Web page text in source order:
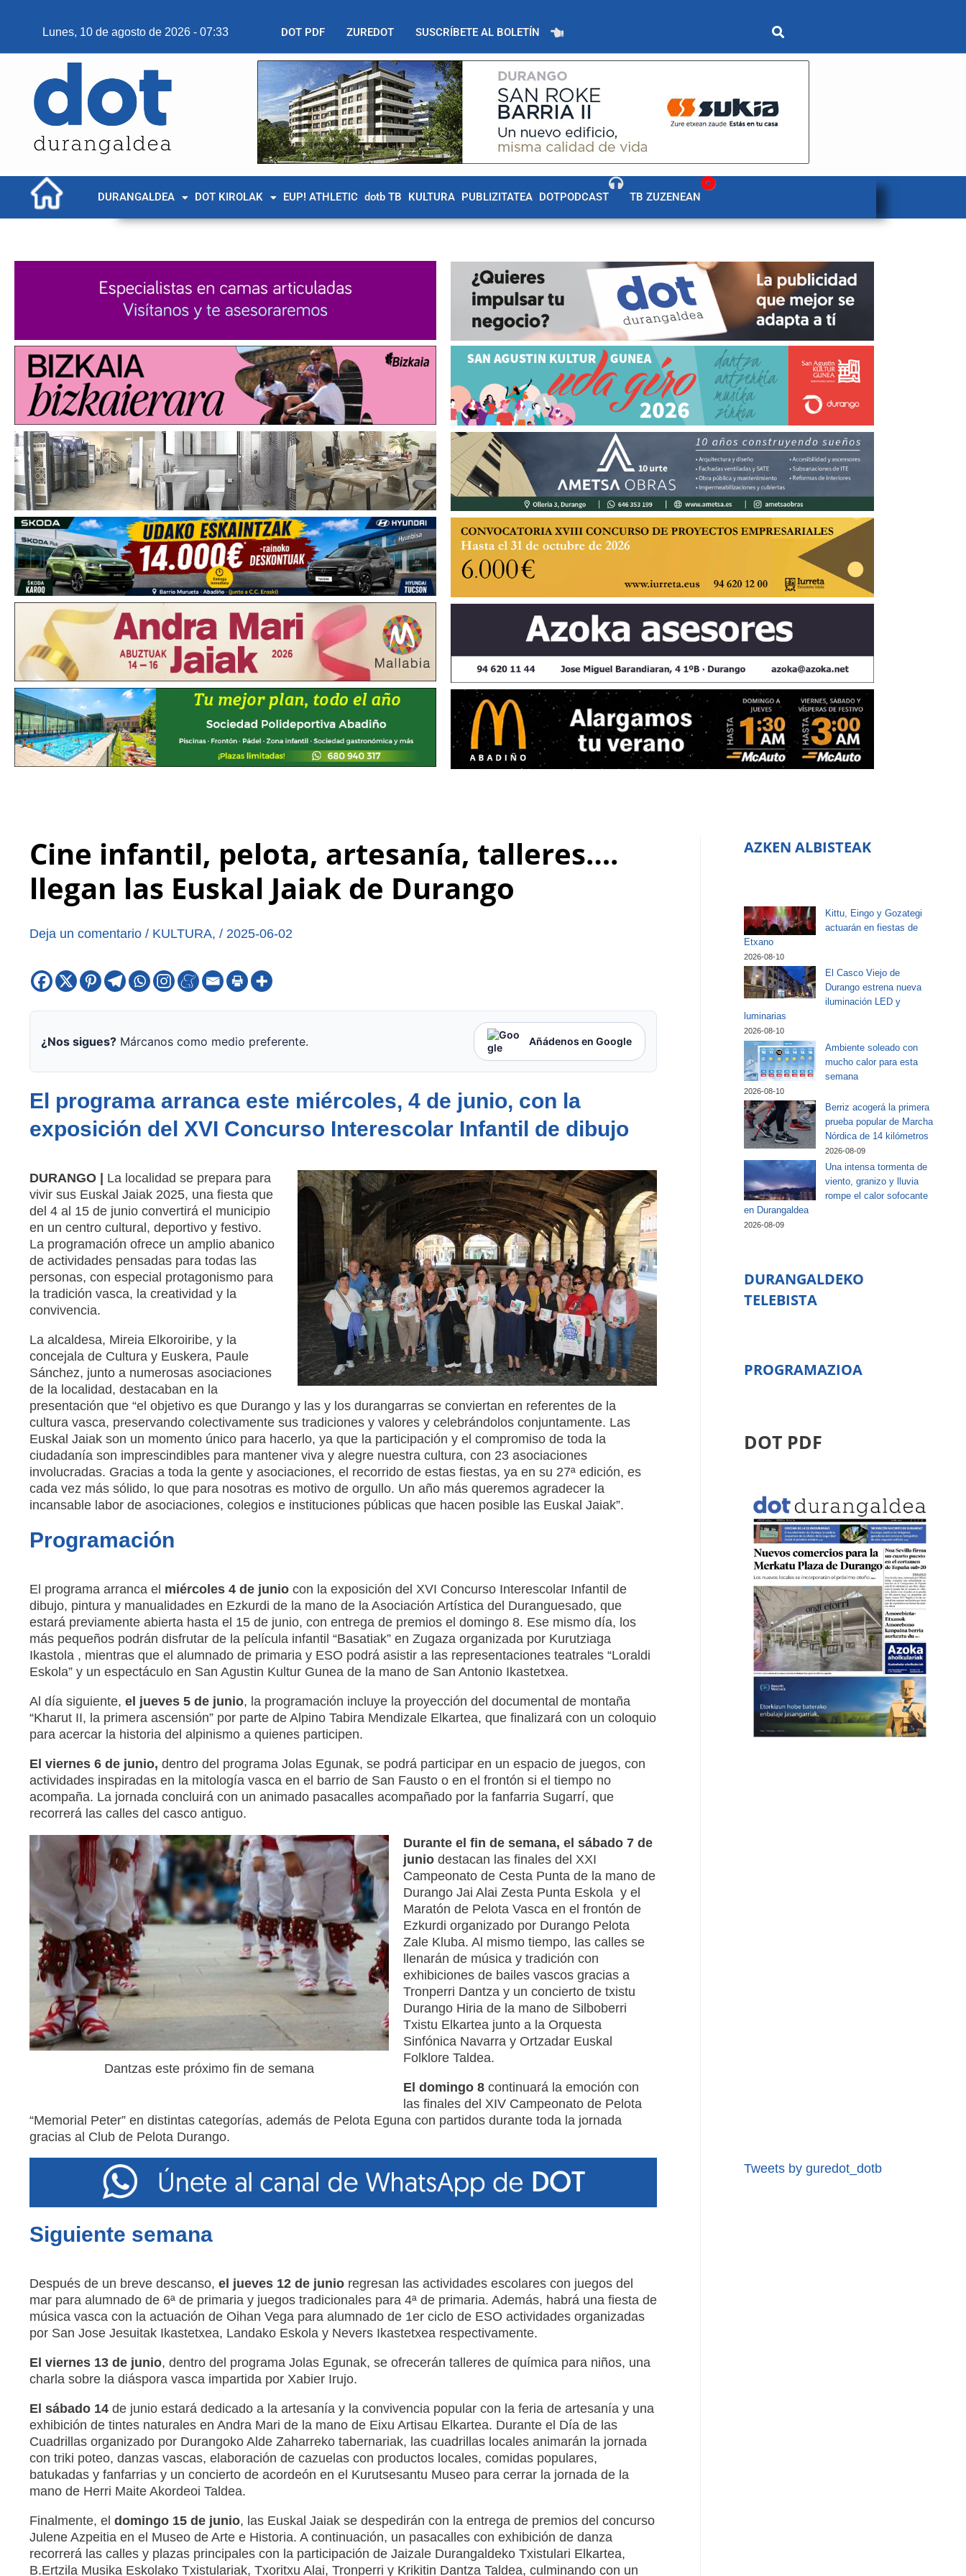
Lunes, 10 de agosto de 2026 - 07:33 DOT PDF ZUREDOT SUSCRÍBETE AL BOLETÍN
DURANGALDEA DOT KIROLAK EUP! ATHLETIC dotb TB KULTURA PUBLIZITATEA DOTPODCAST TB ZUZENEAN
Cine infantil, pelota, artesanía, talleres….
llegan las Euskal Jaiak de Durango
Deja un comentario / KULTURA, / 2025-06-02
¿Nos sigues?Márcanos como medio preferente. Añádenos en Google
El programa arranca este miércoles, 4 de junio, con la
exposición del XVI Concurso Interescolar Infantil de dibujo
DURANGO | La localidad se prepara para
vivir sus Euskal Jaiak 2025, una fiesta que
del 4 al 15 de junio convertirá el municipio
en un centro cultural, deportivo y festivo.
La programación ofrece un amplio abanico
de actividades pensadas para todas las
personas, con especial protagonismo para
la tradición vasca, la creatividad y la
convivencia.
La alcaldesa, Mireia Elkoroiribe, y la
concejala de Cultura y Euskera, Paule
Sánchez, junto a numerosas asociaciones
de la localidad, destacaban en la
presentación que “el objetivo es que Durango y las y los durangarras se conviertan en referentes de la
cultura vasca, preservando colectivamente sus tradiciones y valores y celebrándolos conjuntamente. Las
Euskal Jaiak son un momento único para hacerlo, ya que la participación y el compromiso de toda la
ciudadanía son imprescindibles para mantener viva y alegre nuestra cultura, con 23 asociaciones
involucradas. Gracias a toda la gente y asociaciones, el recorrido de estas fiestas, ya en su 27ª edición, es
cada vez más sólido, lo que para nosotras es motivo de orgullo. Un año más queremos agradecer la
incansable labor de asociaciones, colegios e instituciones públicas que hacen posible las Euskal Jaiak”.
Programación
El programa arranca el miércoles 4 de juniocon la exposición del XVI Concurso Interescolar Infantil de
dibujo, pintura y manualidades en Ezkurdi de la mano de la Asociación Artística del Duranguesado, que
estará previamente abierta hasta el 15 de junio, con entrega de premios el domingo 8. Ese mismo día, los
más pequeños podrán disfrutar de la película infantil “Basatiak” en Zugaza organizada por Kurutziaga
Ikastola , mientras que el alumnado de primaria y ESO podrá asistir a las representaciones teatrales “Loraldi
Eskola” y un espectáculo en San Agustin Kultur Gunea de la mano de San Antonio Ikastetxea.
Al día siguiente, el jueves 5 de junio, la programación incluye la proyección del documental de montaña
“Kharut II, la primera ascensión” por parte de Alpino Tabira Mendizale Elkartea, que finalizará con un coloquio
para acercar la historia del alpinismo a quienes participen.
El viernes 6 de junio, dentro del programa Jolas Egunak, se podrá participar en un espacio de juegos, con
actividades inspiradas en la mitología vasca en el barrio de San Fausto o en el frontón si el tiempo no
acompaña. La jornada concluirá con un animado pasacalles acompañado por la fanfarria Sugarrí, que
recorrerá las calles del casco antiguo.
Dantzas este próximo fin de semana
Durante el fin de semana, el sábado 7 de
juniodestacan las finales del XXI
Campeonato de Cesta Punta de la mano de
Durango Jai Alai Zesta Punta Eskola y el
Maratón de Pelota Vasca en el frontón de
Ezkurdi organizado por Durango Pelota
Zale Kluba. Al mismo tiempo, las calles se
llenarán de música y tradición con
exhibiciones de bailes vascos gracias a
Tronperri Dantza y un concierto de txistu
Durango Hiria de la mano de Silboberri
Txistu Elkartea junto a la Orquesta
Sinfónica Navarra y Ortzadar Euskal
Folklore Taldea.
El domingo 8continuará la emoción con
las finales del XIV Campeonato de Pelota
“Memorial Peter” en distintas categorías, además de Pelota Eguna con partidos durante toda la jornada
gracias al Club de Pelota Durango.
Siguiente semana
Después de un breve descanso, el jueves 12 de junioregresan las actividades escolares con juegos del
mar para alumnado de 6ª de primaria y juegos tradicionales para 4ª de primaria. Además, habrá una fiesta de
música vasca con la actuación de Oihan Vega para alumnado de 1er ciclo de ESO actividades organizadas
por San Jose Jesuitak Ikastetxea, Landako Eskola y Nevers Ikastetxea respectivamente.
El viernes 13 de junio, dentro del programa Jolas Egunak, se ofrecerán talleres de química para niños, una
charla sobre la diáspora vasca impartida por Xabier Irujo.
El sábado 14de junio estará dedicado a la artesanía y la convivencia popular con la feria de artesanía y una
exhibición de tintes naturales en Andra Mari de la mano de Eixu Artisau Elkartea. Durante el Día de las
Cuadrillas organizado por Durangoko Alde Zaharreko tabernariak, las cuadrillas locales animarán la jornada
con triki poteo, danzas vascas, elaboración de cazuelas con productos locales, comidas populares,
batukadas y fanfarrias y un concierto de acordeón en el Kurutsesantu Museo para cerrar la jornada de la
mano de Herri Maite Akordeoi Taldea.
Finalmente, el domingo 15 de junio, las Euskal Jaiak se despedirán con la entrega de premios del concurso
Julene Azpeitia en el Museo de Arte e Historia. A continuación, un pasacalles con exhibición de danza
recorrerá las calles y plazas principales con la participación de Jaizale Durangaldeko Txistulari Elkartea,
B.Ertzila Musika Eskolako Txistulariak, Txoritxu Alai, Tronperri y Krikitin Dantza Taldea, culminando con un
AZKEN ALBISTEAK
Kittu, Eingo y Gozategi
actuarán en fiestas de
Etxano
2026-08-10
El Casco Viejo de
Durango estrena nueva
iluminación LED y
luminarias
2026-08-10
Ambiente soleado con
mucho calor para esta
semana
2026-08-10
Berriz acogerá la primera
prueba popular de Marcha
Nórdica de 14 kilómetros
2026-08-09
Una intensa tormenta de
viento, granizo y lluvia
rompe el calor sofocante
en Durangaldea
2026-08-09
DURANGALDEKO
TELEBISTA
PROGRAMAZIOA
DOT PDF
Tweets by guredot_dotb